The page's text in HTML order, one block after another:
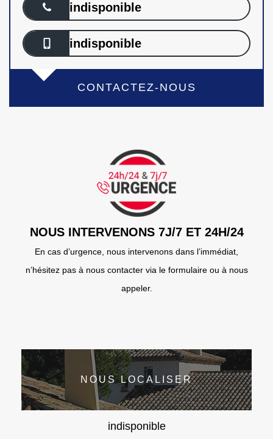
indisponible
indisponible
CONTACTEZ-NOUS
NOUS INTERVENONS 7J/7 ET 24H/24
En cas d’urgence, nous intervenons dans l’immédiat,
n’hésitez pas à nous contacter via le formulaire ou à nous
appeler.
NOUS LOCALISER
indisponible